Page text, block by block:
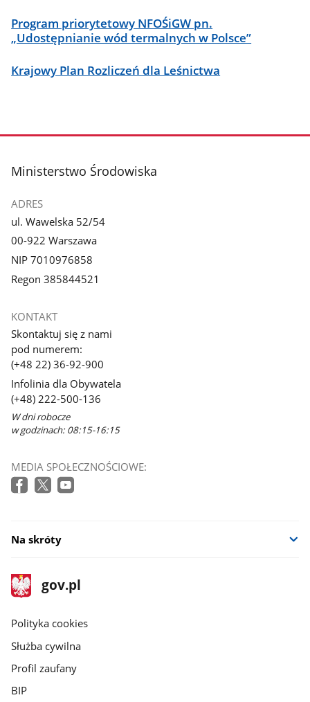
Program priorytetowy NFOŚiGW pn.
„Udostępnianie wód termalnych w Polsce”
Krajowy Plan Rozliczeń dla Leśnictwa
stopka
Ministerstwo Środowiska
ADRES
ul. Wawelska 52/54
00-922 Warszawa
NIP 7010976858
Regon 385844521
KONTAKT
Skontaktuj się z nami
pod numerem:
(+48 22) 36-92-900
Infolinia dla Obywatela
(+48) 222-500-136
W dni robocze
w godzinach: 08:15-16:15
MEDIA SPOŁECZNOŚCIOWE:
Na skróty
stopka
gov.pl
Strona
gov.pl
gov.pl
Polityka cookies
Służba cywilna
Profil zaufany
BIP